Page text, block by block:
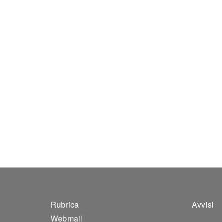
Footer 1
Rubrica
Webmail
Avvisi